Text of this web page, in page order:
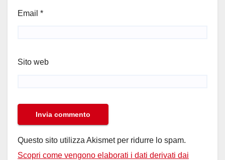
Email *
Sito web
Questo sito utilizza Akismet per ridurre lo spam.
Scopri come vengono elaborati i dati derivati dai